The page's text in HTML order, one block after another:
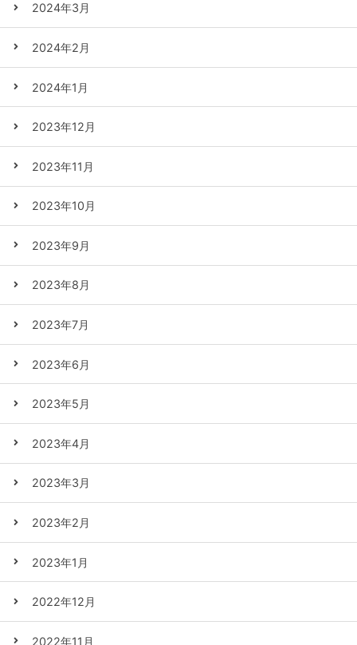
2024年3月
2024年2月
2024年1月
2023年12月
2023年11月
2023年10月
2023年9月
2023年8月
2023年7月
2023年6月
2023年5月
2023年4月
2023年3月
2023年2月
2023年1月
2022年12月
2022年11月